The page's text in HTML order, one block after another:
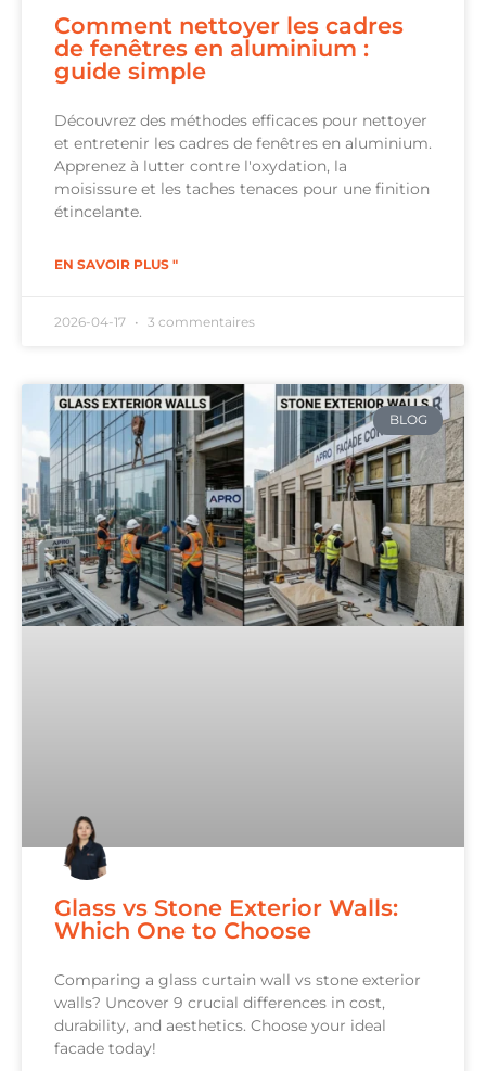
Comment nettoyer les cadres
de fenêtres en aluminium :
guide simple
Découvrez des méthodes efficaces pour nettoyer
et entretenir les cadres de fenêtres en aluminium.
Apprenez à lutter contre l'oxydation, la
moisissure et les taches tenaces pour une finition
étincelante.
EN SAVOIR PLUS "
2026-04-17 3 commentaires
BLOG
Glass vs Stone Exterior Walls:
Which One to Choose
Comparing a glass curtain wall vs stone exterior
walls? Uncover 9 crucial differences in cost,
durability, and aesthetics. Choose your ideal
facade today!